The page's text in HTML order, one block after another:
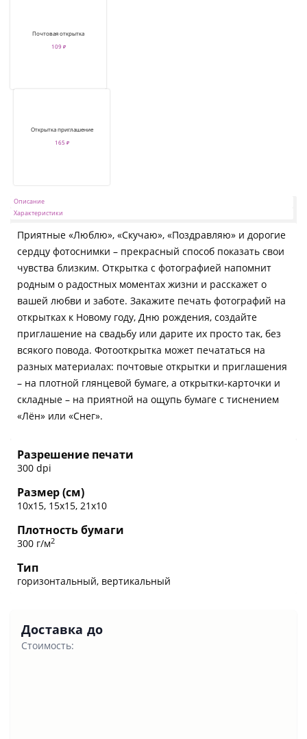
Почтовая открытка
109 ₽
Открытка приглашение
165 ₽
Описание
Характеристики
Приятные «Люблю», «Скучаю», «Поздравляю» и дорогие
сердцу фотоснимки – прекрасный способ показать свои
чувства близким. Открытка с фотографией напомнит
родным о радостных моментах жизни и расскажет о
вашей любви и заботе. Закажите печать фотографий на
открытках к Новому году, Дню рождения, создайте
приглашение на свадьбу или дарите их просто так, без
всякого повода. Фотооткрытка может печататься на
разных материалах: почтовые открытки и приглашения
– на плотной глянцевой бумаге, а открытки-карточки и
складные – на приятной на ощупь бумаге с тиснением
«Лён» или «Снег».
Разрешение печати
300 dpi
Размер (см)
10х15, 15х15, 21х10
Плотность бумаги
300 г/м2
Тип
горизонтальный, вертикальный
Доставка до
Стоимость: